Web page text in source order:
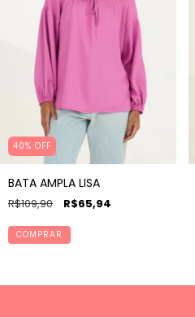
40% OFF
BATA AMPLA LISA
R$109,90 R$65,94
COMPRAR